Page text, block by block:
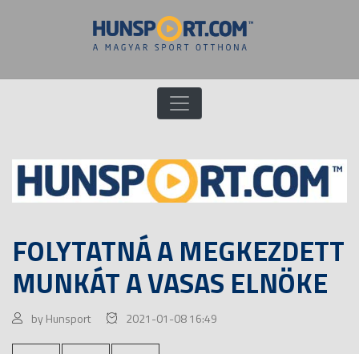
FOLYTATNÁ A MEGKEZDETT
MUNKÁT A VASAS ELNÖKE
by Hunsport 2021-01-08 16:49